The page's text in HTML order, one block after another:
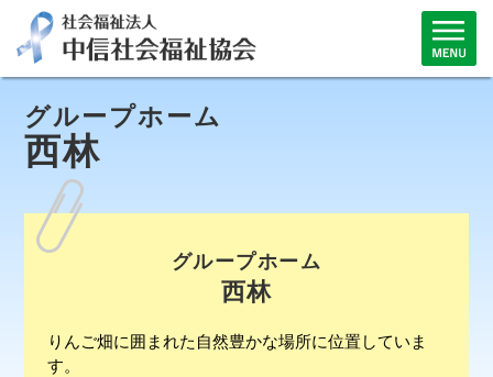
グループホーム
西林
グループホーム
西林
りんご畑に囲まれた自然豊かな場所に位置していま
す。